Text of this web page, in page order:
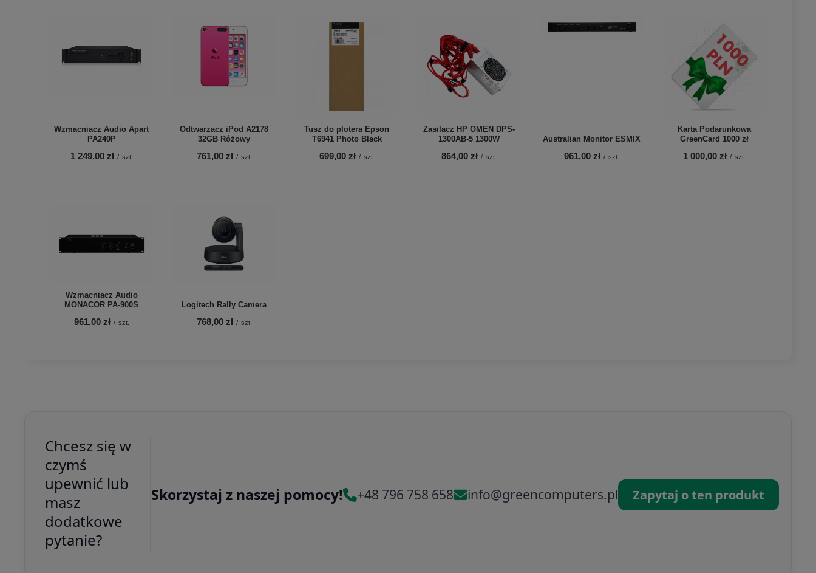
Wzmacniacz Audio Apart
PA240P
1 249,00 zł / szt.
Odtwarzacz iPod A2178
32GB Różowy
761,00 zł / szt.
Tusz do plotera Epson
T6941 Photo Black
699,00 zł / szt.
Zasilacz HP OMEN DPS-
1300AB-5 1300W
864,00 zł / szt.
Australian Monitor ESMIX
961,00 zł / szt.
Karta Podarunkowa
GreenCard 1000 zł
1 000,00 zł / szt.
Wzmacniacz Audio
MONACOR PA-900S
961,00 zł / szt.
Logitech Rally Camera
768,00 zł / szt.
Chcesz się w
czymś
upewnić lub
masz
dodatkowe
pytanie?
Skorzystaj z naszej pomocy! +48 796 758 658 info@greencomputers.pl Zapytaj o ten produkt